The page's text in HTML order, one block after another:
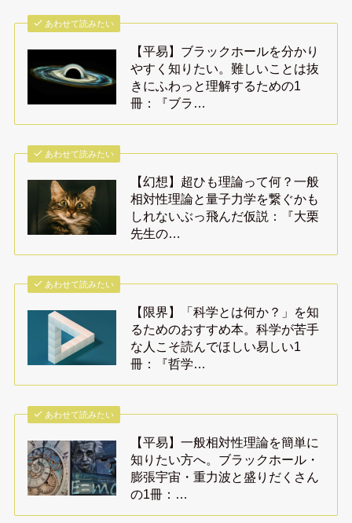
あわせて読みたい
【平易】ブラックホールを分かり
やすく知りたい。難しいことは抜
きにふわっと理解するための1
冊：『ブラ…
あわせて読みたい
【幻想】超ひも理論って何？一般
相対性理論と量子力学を繋ぐかも
しれないぶっ飛んだ仮説：『大栗
先生の…
あわせて読みたい
【限界】「科学とは何か？」を知
るためのおすすめ本。科学が苦手
な人こそ読んでほしい易しい1
冊：『哲学…
あわせて読みたい
【平易】一般相対性理論を簡単に
知りたい方へ。ブラックホール・
膨張宇宙・重力波と盛りだくさん
の1冊：…